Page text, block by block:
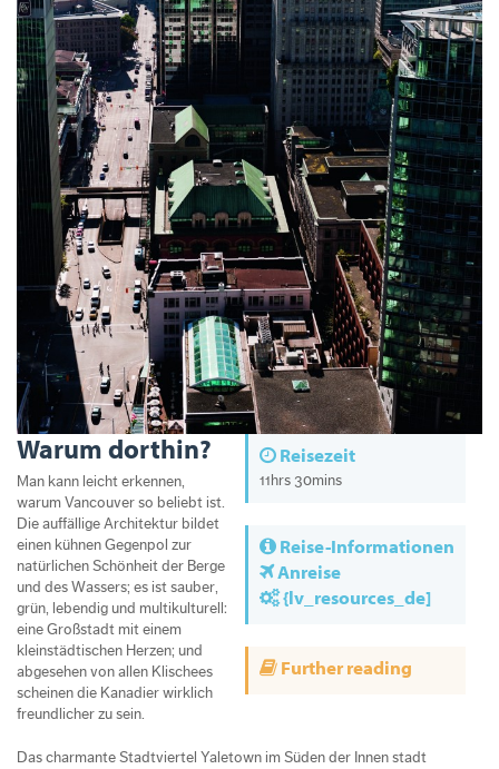
Reisezeit
11hrs 30mins
Reise-Informationen
Anreise
{lv_resources_de]
Further reading
Warum dorthin?
Man kann leicht erkennen,
warum Vancouver so beliebt ist.
Die auffällige Architektur bildet
einen kühnen Gegenpol zur
natürlichen Schönheit der Berge
und des Wassers; es ist sauber,
grün, lebendig und multikulturell:
eine Großstadt mit einem
kleinstädtischen Her­zen; und
abgesehen von allen Klischees
scheinen die Kanadier wirklich
freundlicher zu sein.
Das charmante Stadtviertel Yaletown im Süden der Innen­ stadt